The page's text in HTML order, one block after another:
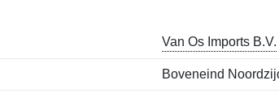
Van Os Imports B.V.
Boveneind